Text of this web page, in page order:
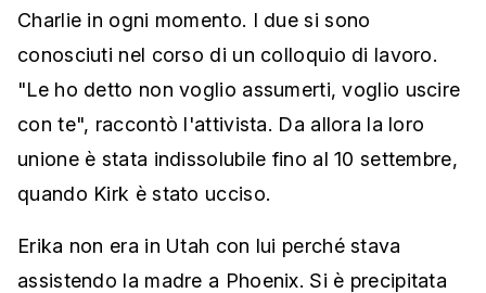
Charlie in ogni momento. I due si sono
conosciuti nel corso di un colloquio di lavoro.
"Le ho detto non voglio assumerti, voglio uscire
con te", raccontò l'attivista. Da allora la loro
unione è stata indissolubile fino al 10 settembre,
quando Kirk è stato ucciso.
Erika non era in Utah con lui perché stava
assistendo la madre a Phoenix. Si è precipitata